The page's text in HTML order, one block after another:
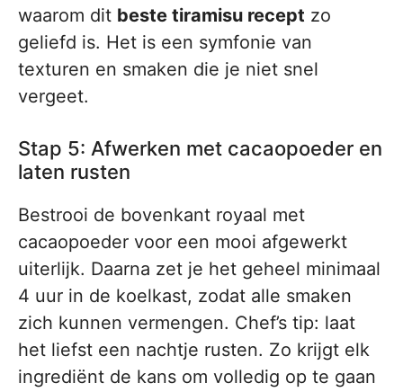
waarom dit beste tiramisu recept zo
geliefd is. Het is een symfonie van
texturen en smaken die je niet snel
vergeet.
Stap 5: Afwerken met cacaopoeder en
laten rusten
Bestrooi de bovenkant royaal met
cacaopoeder voor een mooi afgewerkt
uiterlijk. Daarna zet je het geheel minimaal
4 uur in de koelkast, zodat alle smaken
zich kunnen vermengen. Chef’s tip: laat
het liefst een nachtje rusten. Zo krijgt elk
ingrediënt de kans om volledig op te gaan